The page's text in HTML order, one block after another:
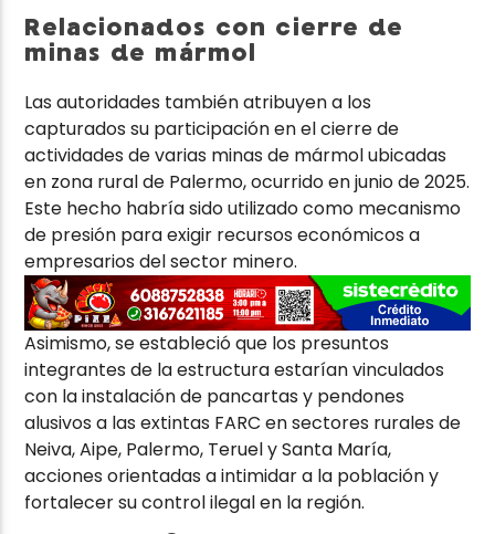
Relacionados con cierre de
minas de mármol
Las autoridades también atribuyen a los
capturados su participación en el cierre de
actividades de varias minas de mármol ubicadas
en zona rural de Palermo, ocurrido en junio de 2025.
Este hecho habría sido utilizado como mecanismo
de presión para exigir recursos económicos a
empresarios del sector minero.
Asimismo, se estableció que los presuntos
integrantes de la estructura estarían vinculados
con la instalación de pancartas y pendones
alusivos a las extintas FARC en sectores rurales de
Neiva, Aipe, Palermo, Teruel y Santa María,
acciones orientadas a intimidar a la población y
fortalecer su control ilegal en la región.